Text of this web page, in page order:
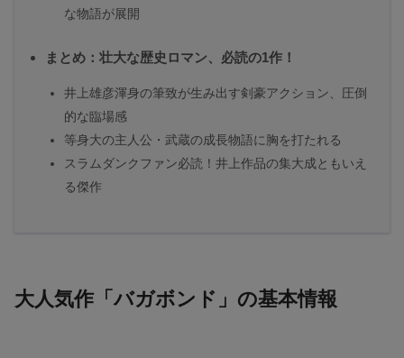
な物語が展開
まとめ：壮大な歴史ロマン、必読の1作！
井上雄彦渾身の筆致が生み出す剣豪アクション、圧倒
的な臨場感
等身大の主人公・武蔵の成長物語に胸を打たれる
スラムダンクファン必読！井上作品の集大成ともいえ
る傑作
大人気作「バガボンド」の基本情報